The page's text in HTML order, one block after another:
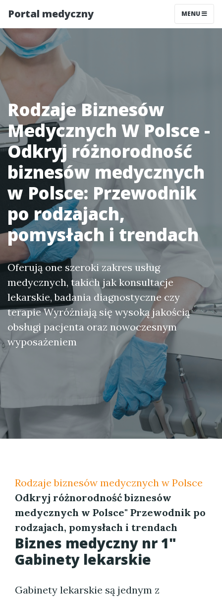
Portal medyczny MENU
Rodzaje Biznesów
Medycznych W Polsce -
Odkryj różnorodność
biznesów medycznych
w Polsce: Przewodnik
po rodzajach,
pomysłach i trendach
Oferują one szeroki zakres usług
medycznych, takich jak konsultacje
lekarskie, badania diagnostyczne czy
terapie Wyróżniają się wysoką jakością
obsługi pacjenta oraz nowoczesnym
wyposażeniem
Rodzaje biznesów medycznych w Polsce
Odkryj różnorodność biznesów
medycznych w Polsce" Przewodnik po
rodzajach, pomysłach i trendach
Biznes medyczny nr 1"
Gabinety lekarskie
Gabinety lekarskie są jednym z